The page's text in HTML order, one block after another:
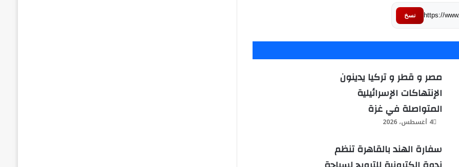
https:// نسخ
مصر و قطر و تركيا يدينون
الإنتهاكات الإسرائيلية
المتواصلة في غزة
4 أغسطس، 2026
سفارة الهند بالقاهرة تنظم